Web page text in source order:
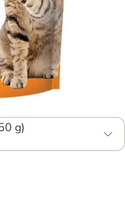
g)